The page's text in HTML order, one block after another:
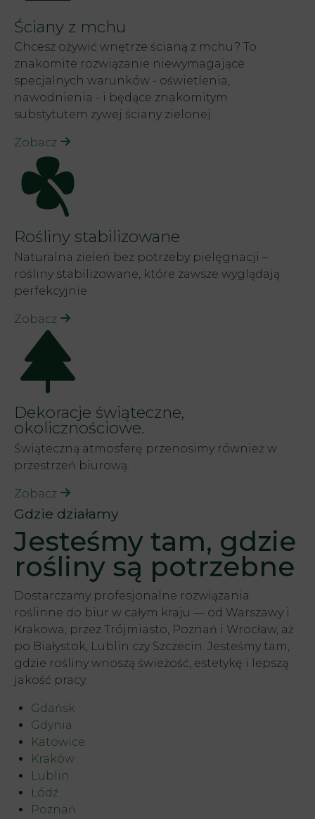
Ściany z mchu
Chcesz ożywić wnętrze ścianą z mchu? To
znakomite rozwiązanie niewymagające
specjalnych warunków - oświetlenia,
nawodnienia - i będące znakomitym
substytutem żywej ściany zielonej.
Zobacz
Rośliny stabilizowane
Naturalna zieleń bez potrzeby pielęgnacji –
rośliny stabilizowane, które zawsze wyglądają
perfekcyjnie
Zobacz
Dekoracje świąteczne,
okolicznościowe.
Świąteczną atmosferę przenosimy również w
przestrzeń biurową.
Zobacz
Gdzie działamy
Jesteśmy tam, gdzie
rośliny są potrzebne
Dostarczamy profesjonalne rozwiązania
roślinne do biur w całym kraju — od Warszawy i
Krakowa, przez Trójmiasto, Poznań i Wrocław, aż
po Białystok, Lublin czy Szczecin. Jesteśmy tam,
gdzie rośliny wnoszą świeżość, estetykę i lepszą
jakość pracy.
Gdańsk
Gdynia
Katowice
Kraków
Lublin
Łódź
Poznań